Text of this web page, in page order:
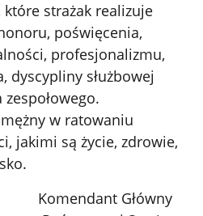
które strażak realizuje
poświęcenia,
profesjonalizmu,
dyscypliny służbowej
w ratowaniu
jakimi są życie, zdrowie,
Komendant Główny